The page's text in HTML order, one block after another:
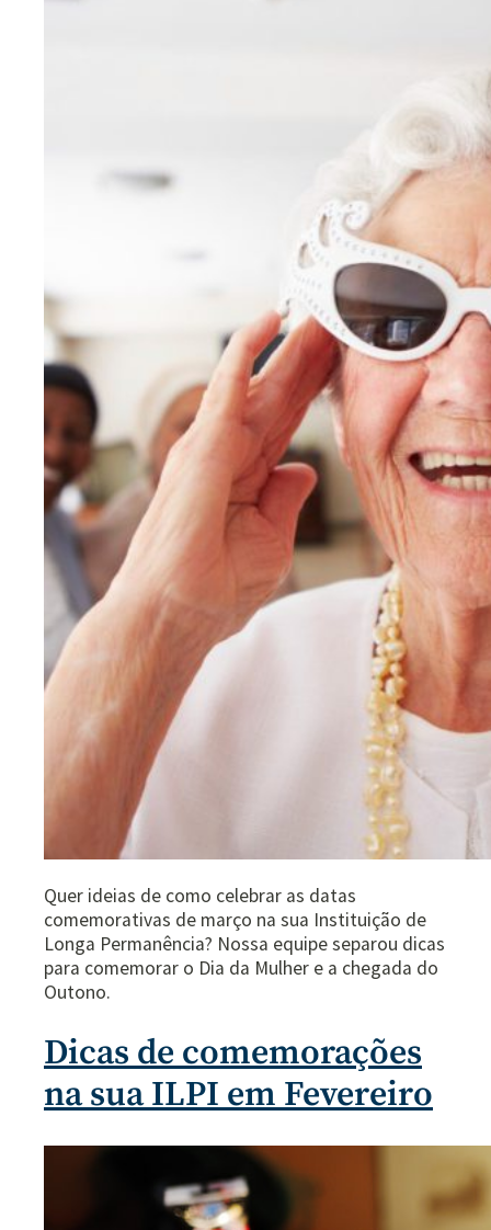
Quer ideias de como celebrar as datas
comemorativas de março na sua Instituição de
Longa Permanência? Nossa equipe separou dicas
para comemorar o Dia da Mulher e a chegada do
Outono.
Dicas de comemorações
na sua ILPI em Fevereiro